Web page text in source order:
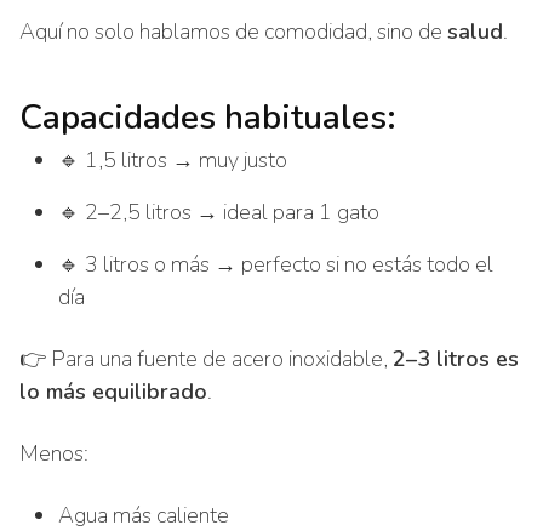
Aquí no solo hablamos de comodidad, sino de salud.
Capacidades habituales:
🔹 1,5 litros → muy justo
🔹 2–2,5 litros → ideal para 1 gato
🔹 3 litros o más → perfecto si no estás todo el
día
👉 Para una fuente de acero inoxidable, 2–3 litros es
lo más equilibrado.
Menos:
Agua más caliente